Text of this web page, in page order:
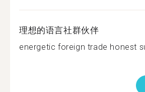
理想的语言社群伙伴
energetic foreign trade honest